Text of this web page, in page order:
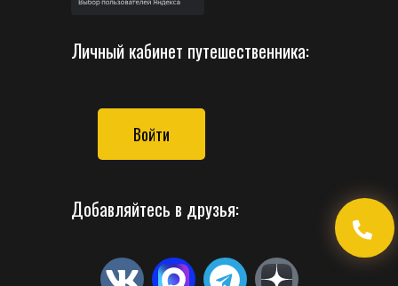
Личный кабинет путешественника:
Войти
Добавляйтесь в друзья: